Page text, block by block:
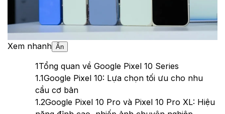
Xem nhanh Ẩn
1Tổng quan về Google Pixel 10 Series
1.1Google Pixel 10: Lựa chọn tối ưu cho nhu
cầu cơ bản
1.2Google Pixel 10 Pro và Pixel 10 Pro XL: Hiệu